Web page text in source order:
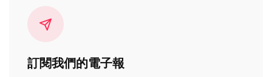
訂閱我們的電子報